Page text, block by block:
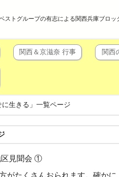
ストグループの有志による関西兵庫ブロッ
関西＆京滋奈 行事 関西
生きる」一覧ページ
区見聞会 ①
がたくさんおられます。確かに